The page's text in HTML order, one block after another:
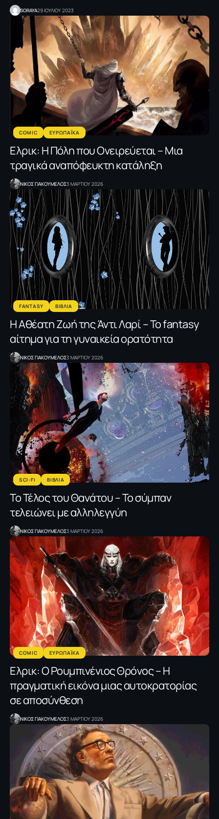
SORAYA29 ΙΟΥΛΙΟΥ 2023
COMIC ΕΥΡΩΠΑΪΚΑ
Ελρικ: Η Πόλη που Ονειρεύεται – Μια
τραγικά αναπόφευκτη κατάληξη
NΙΚΟΣ ΓΙΑΚΟΥΜΕΛΟΣ3 ΜΑΡΤΙΟΥ 2026
FANTASY ΒΙΒΛΙΑ
Η Αθέατη Ζωή της Άντι Λαρί – Το fantasy
αίτημα για τη γυναικεία ορατότητα
NΙΚΟΣ ΓΙΑΚΟΥΜΕΛΟΣ3 ΜΑΡΤΙΟΥ 2026
SCI-FI ΒΙΒΛΙΑ
Το Τέλος του Θανάτου – Το σύμπαν
τελειώνει με αλληλεγγύη
NΙΚΟΣ ΓΙΑΚΟΥΜΕΛΟΣ3 ΜΑΡΤΙΟΥ 2026
COMIC ΕΥΡΩΠΑΪΚΑ
Ελρικ: Ο Ρουμπινένιος Θρόνος – Η
πραγματική εικόνα μιας αυτοκρατορίας
σε αποσύνθεση
NΙΚΟΣ ΓΙΑΚΟΥΜΕΛΟΣ3 ΜΑΡΤΙΟΥ 2026